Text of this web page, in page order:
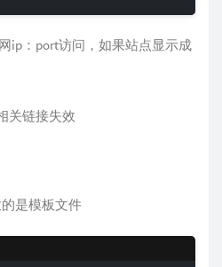
ip：port访问，如果站点显示成
关链接失效
是模板文件